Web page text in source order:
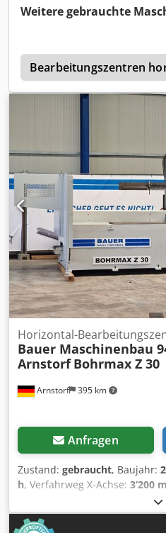
Steuerung Siemens 840 C
mm Chsdpfx Agjzmy Tnj Iea Z
Weitere gebrauchte
Bearbeitungszentren
Arnstorf 395 km
Horizontal-
Bauer Maschinenbau
Arnstorf Bohrmax Z 30
Anfragen
Zustand: gebraucht, Baujahr:
h, Verfahrweg X-Achse: 3’200
, Verfahrweg Z-Achse:
20 m/min, Eilgang Y-Achse:6
m/min, Tischlänge: